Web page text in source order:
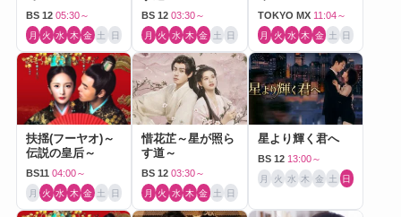
BS 12 05:30～
月 火 水 木 金 土 日
BS 12 03:30～
月 火 水 木 金 土 日
TOKYO MX 11:04～
月 火 水 木 金 土 日
扶揺(フーヤオ)～
伝説の皇后～
BS11 04:00～
月 火 水 木 金 土 日
惜花芷～星が照ら
す道～
BS 12 03:30～
月 火 水 木 金 土 日
星より輝く君へ
BS 12 13:00～
月 火 水 木 金 土 日